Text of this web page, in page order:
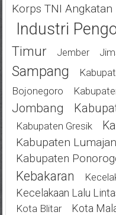
Korps TNI Angkatan
Industri
Timur
Jember
Sampang
Bojonegoro
Jombang
Kabupaten Gresik
Kabupaten
Kabupaten
Kebakaran
Kecelakaan Lalu
Kota Blitar Kota